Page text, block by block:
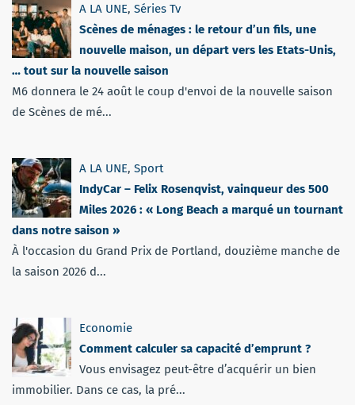
A LA UNE, Séries Tv
Scènes de ménages : le retour d’un fils, une
nouvelle maison, un départ vers les Etats-Unis,
… tout sur la nouvelle saison
M6 donnera le 24 août le coup d'envoi de la nouvelle saison
de Scènes de mé...
A LA UNE, Sport
IndyCar – Felix Rosenqvist, vainqueur des 500
Miles 2026 : « Long Beach a marqué un tournant
dans notre saison »
À l'occasion du Grand Prix de Portland, douzième manche de
la saison 2026 d...
Economie
Comment calculer sa capacité d’emprunt ?
Vous envisagez peut-être d’acquérir un bien
immobilier. Dans ce cas, la pré...